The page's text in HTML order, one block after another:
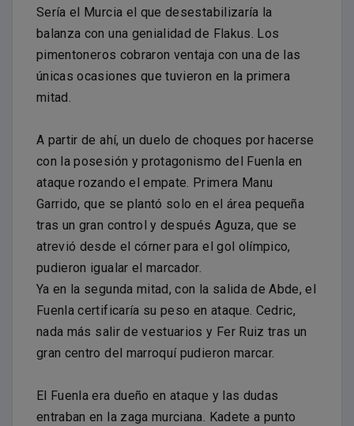
Sería el Murcia el que desestabilizaría la
balanza con una genialidad de Flakus. Los
pimentoneros cobraron ventaja con una de las
únicas ocasiones que tuvieron en la primera
mitad.
A partir de ahí, un duelo de choques por hacerse
con la posesión y protagonismo del Fuenla en
ataque rozando el empate. Primera Manu
Garrido, que se plantó solo en el área pequeña
tras un gran control y después Aguza, que se
atrevió desde el córner para el gol olímpico,
pudieron igualar el marcador.
Ya en la segunda mitad, con la salida de Abde, el
Fuenla certificaría su peso en ataque. Cedric,
nada más salir de vestuarios y Fer Ruiz tras un
gran centro del marroquí pudieron marcar.
El Fuenla era dueño en ataque y las dudas
entraban en la zaga murciana. Kadete a punto